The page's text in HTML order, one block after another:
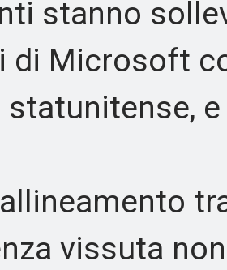
stanno
Microsoft
vissuta